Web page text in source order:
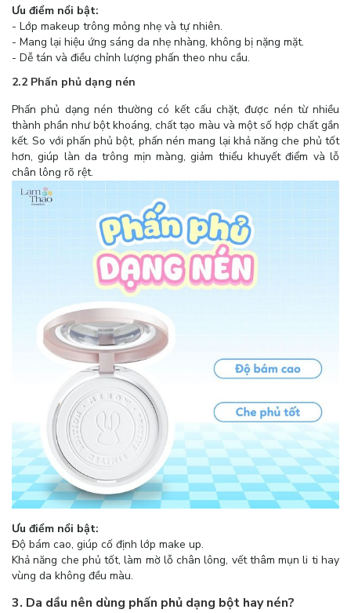
Ưu điểm nổi bật:
- Lớp makeup trông mỏng nhẹ và tự nhiên.
- Mang lại hiệu ứng sáng da nhẹ nhàng, không bị nặng mặt.
- Dễ tán và điều chỉnh lượng phấn theo nhu cầu.
2.2 Phấn phủ dạng nén
Phấn phủ dạng nén thường có kết cấu chặt, được nén từ nhiều
thành phần như bột khoáng, chất tạo màu và một số hợp chất gắn
kết. So với phấn phủ bột, phấn nén mang lại khả năng che phủ tốt
hơn, giúp làn da trông mịn màng, giảm thiểu khuyết điểm và lỗ
chân lông rõ rệt.
Ưu điểm nổi bật:
Độ bám cao, giúp cố định lớp make up.
Khả năng che phủ tốt, làm mờ lỗ chân lông, vết thâm mụn li ti hay
vùng da không đều màu.
3. Da dầu nên dùng phấn phủ dạng bột hay nén?